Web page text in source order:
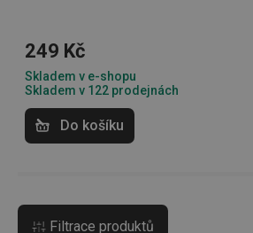
249 Kč
Skladem v e-shopu
Skladem v 122 prodejnách
Do košíku
Filtrace produktů